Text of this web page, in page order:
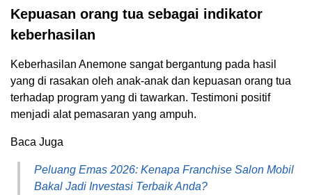
Kepuasan orang tua sebagai indikator
keberhasilan
Keberhasilan Anemone sangat bergantung pada hasil
yang di rasakan oleh anak-anak dan kepuasan orang tua
terhadap program yang di tawarkan. Testimoni positif
menjadi alat pemasaran yang ampuh.
Baca Juga
Peluang Emas 2026: Kenapa Franchise Salon Mobil
Bakal Jadi Investasi Terbaik Anda?